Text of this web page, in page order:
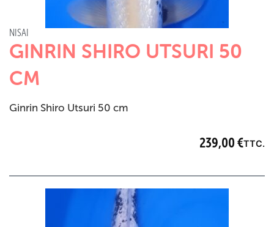
NISAI
GINRIN SHIRO UTSURI 50
CM
239,00 €TTC.
Ginrin Shiro Utsuri 50 cm